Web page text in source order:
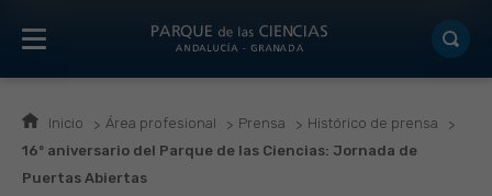
Inicio Área profesional Prensa
Histórico de prensa
16º aniversario del Parque de las Ciencias: Jornada de
Puertas Abiertas